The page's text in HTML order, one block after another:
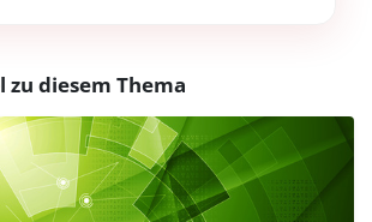
diesem Thema